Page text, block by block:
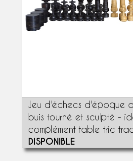
Jeu d'échecs d'époque
buis tourné et sculpté -
complément table tric
DISPONIBLE